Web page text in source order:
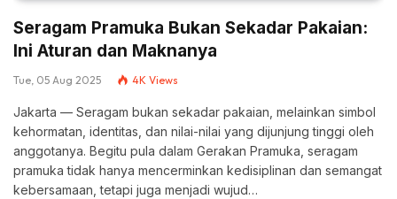
Seragam Pramuka Bukan Sekadar Pakaian:
Ini Aturan dan Maknanya
Tue, 05 Aug 2025 4K Views
Jakarta — Seragam bukan sekadar pakaian, melainkan simbol
kehormatan, identitas, dan nilai-nilai yang dijunjung tinggi oleh
anggotanya. Begitu pula dalam Gerakan Pramuka, seragam
pramuka tidak hanya mencerminkan kedisiplinan dan semangat
kebersamaan, tetapi juga menjadi wujud…